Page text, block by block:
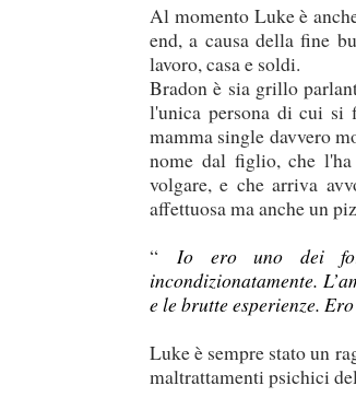
Al momento Luke è
end, a causa della fine
lavoro, casa e soldi.
Bradon è sia grillo
l'unica persona di cui si
mamma single davvero
nome dal figlio, che l'ha
volgare, e che arriva
affettuosa ma anche un
“
Io ero uno dei
incondizionatamente.
e le brutte esperienze.
Luke è sempre stato un
maltrattamenti psichici